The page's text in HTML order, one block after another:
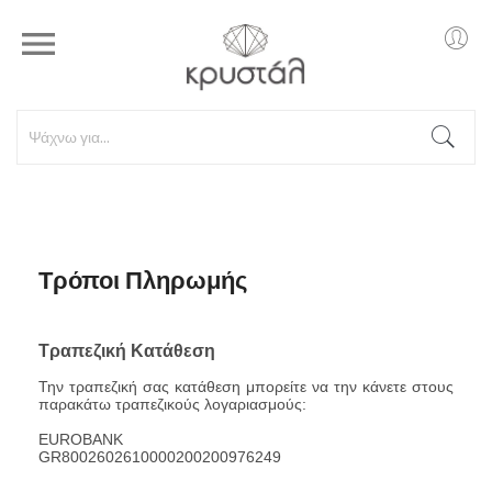

Τρόποι Πληρωμής
Τραπεζική Κατάθεση
Την τραπεζική σας κατάθεση μπορείτε να την κάνετε στους
παρακάτω τραπεζικούς λογαριασμούς:
EUROBANK
GR8002602610000200200976249